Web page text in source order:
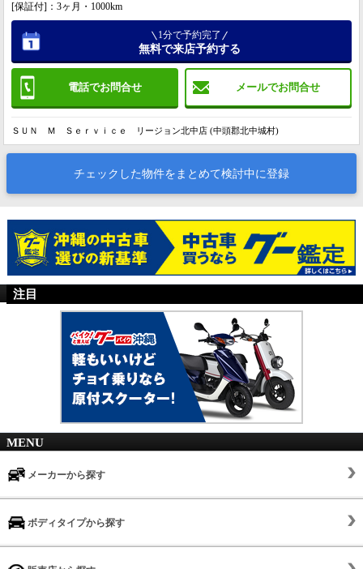
[保証付]：3ヶ月・1000km
電話でお問合せ メールでお問合せ
1分で予約完了
無料で来店予約する
ＳＵＮ Ｍ Ｓｅｒｖｉｃｅ リージョン北中店 (中頭郡北中城村)
チェックした物件をまとめて検討中に登録
注目
MENU
メーカーから探す
ボディタイプから探す